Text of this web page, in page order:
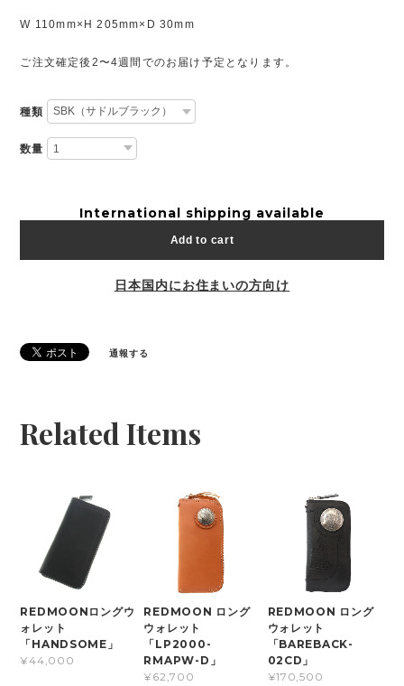
W 110mm×H 205mm×D 30mm
ご注文確定後2〜4週間でのお届け予定となります。
種類
数量
International shipping available
Add to cart
日本国内にお住まいの方向け
通報する
Related Items
REDMOONロングウ
ォレット
「HANDSOME」
¥44,000
REDMOON ロング
ウォレット
「LP2000-
RMAPW-D」
¥62,700
REDMOON ロング
ウォレット
「BAREBACK-
02CD」
¥170,500